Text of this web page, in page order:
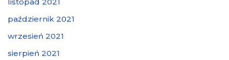
październik 2021
wrzesień 2021
sierpień 2021